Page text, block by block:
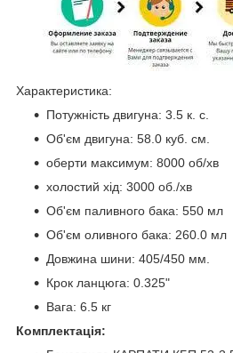
Характеристика:
Потужність двигуна: 3.5 к. с.
Об'єм двигуна: 58.0 куб. см.
оберти максимум: 8000 об/хв
холостий хід: 3000 об./хв
Об'єм паливного бака: 550 мл
Об'єм оливного бака: 260.0 мл
Довжина шини: 405/450 мм.
Крок ланцюга: 0.325"
Вага: 6.5 кг
Комплектація: